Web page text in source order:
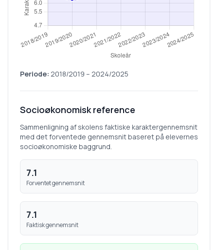
Periode: 2018/2019 – 2024/2025
Socioøkonomisk reference
Sammenligning af skolens faktiske karaktergennemsnit
med det forventede gennemsnit baseret på elevernes
socioøkonomiske baggrund.
7.1
Forventet gennemsnit
7.1
Faktisk gennemsnit